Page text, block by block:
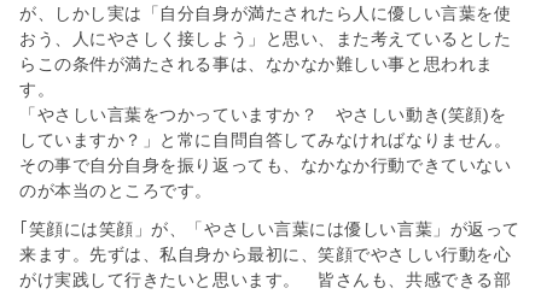
が、しかし実は「自分自身が満たされたら人に優しい言葉を使
おう、人にやさしく接しよう」と思い、また考えているとした
らこの条件が満たされる事は、なかなか難しい事と思われま
す。
「やさしい言葉をつかっていますか？ やさしい動き(笑顔)を
していますか？」と常に自問自答してみなければなりません。
その事で自分自身を振り返っても、なかなか行動できていない
のが本当のところです。
｢笑顔には笑顔」が、「やさしい言葉には優しい言葉」が返って
来ます。先ずは、私自身から最初に、笑顔でやさしい行動を心
がけ実践して行きたいと思います。 皆さんも、共感できる部